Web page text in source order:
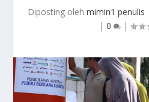
Diposting oleh mimin1 penulis
| 0 |